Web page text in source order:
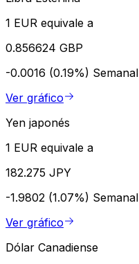
1 EUR equivale a
0.856624 GBP
-0.0016 (0.19%) Semanal
Ver gráfico
Yen japonés
1 EUR equivale a
182.275 JPY
-1.9802 (1.07%) Semanal
Ver gráfico
Dólar Canadiense